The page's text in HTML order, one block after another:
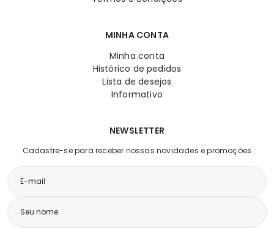
MINHA CONTA
Minha conta
Histórico de pedidos
Lista de desejos
Informativo
NEWSLETTER
Cadastre-se para receber nossas novidades e promoções